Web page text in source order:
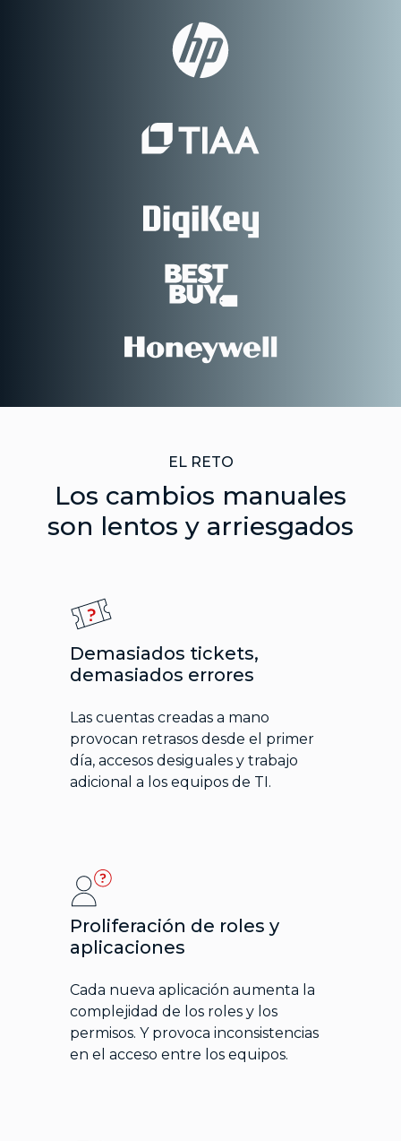
EL RETO
Los cambios manuales
son lentos y arriesgados
Demasiados tickets,
demasiados errores
Las cuentas creadas a mano
provocan retrasos desde el primer
día, accesos desiguales y trabajo
adicional a los equipos de TI.
Proliferación de roles y
aplicaciones
Cada nueva aplicación aumenta la
complejidad de los roles y los
permisos. Y provoca inconsistencias
en el acceso entre los equipos.